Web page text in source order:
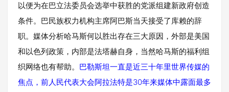
以便为在巴立法委员会选举中获胜的党派组建新政府创造
条件。巴民族权力机构主席阿巴斯当天接受了库赖的辞
职。媒体分析哈马斯何以胜出存在三大原因，外部是美国
和以色列政策，内部是法塔赫自身，当然哈马斯的福利组
织网络也有帮助。 巴勒斯坦一直是近三十年里世界传媒的
焦点，前人民代表大会阿拉法特是30年来媒体中露面最多